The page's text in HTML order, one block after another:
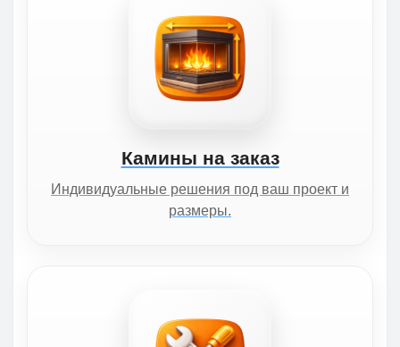
Камины на заказ
Индивидуальные решения под ваш проект и
размеры.